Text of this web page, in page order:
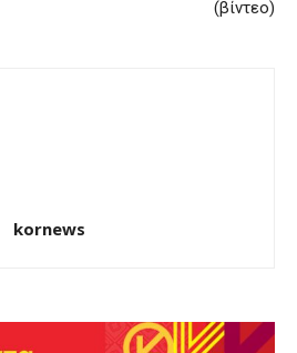
(βίντεο)
kornews